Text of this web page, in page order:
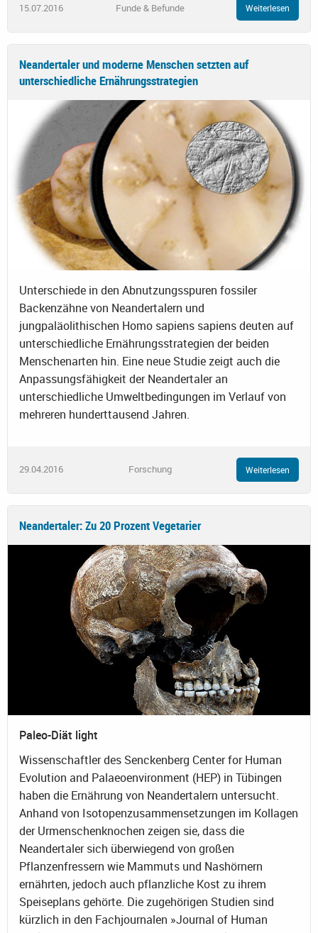
15.07.2016 Funde & Befunde Weiterlesen
Neandertaler und moderne Menschen setzten auf
unterschiedliche Ernährungsstrategien
Unterschiede in den Abnutzungsspuren fossiler
Backenzähne von Neandertalern und
jungpaläolithischen Homo sapiens sapiens deuten auf
unterschiedliche Ernährungsstrategien der beiden
Menschenarten hin. Eine neue Studie zeigt auch die
Anpassungsfähigkeit der Neandertaler an
unterschiedliche Umweltbedingungen im Verlauf von
mehreren hunderttausend Jahren.
29.04.2016 Forschung Weiterlesen
Neandertaler: Zu 20 Prozent Vegetarier
Paleo-Diät light
Wissenschaftler des Senckenberg Center for Human
Evolution and Palaeoenvironment (HEP) in Tübingen
haben die Ernährung von Neandertalern untersucht.
Anhand von Isotopenzusammensetzungen im Kollagen
der Urmenschenknochen zeigen sie, dass die
Neandertaler sich überwiegend von großen
Pflanzenfressern wie Mammuts und Nashörnern
ernährten, jedoch auch pflanzliche Kost zu ihrem
Speiseplans gehörte. Die zugehörigen Studien sind
kürzlich in den Fachjournalen »Journal of Human